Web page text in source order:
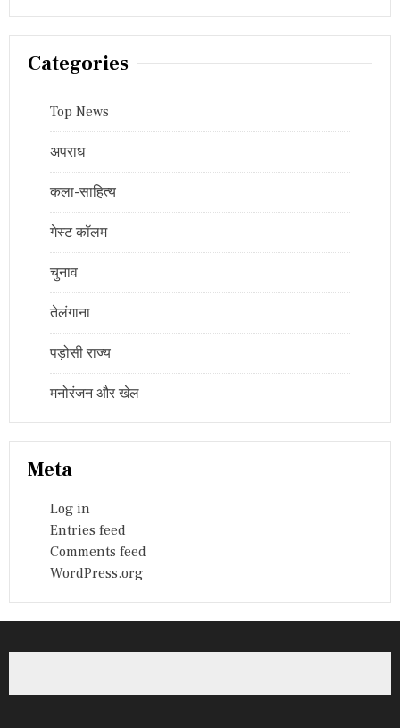
Categories
Top News
अपराध
कला-साहित्य
गेस्ट कॉलम
चुनाव
तेलंगाना
पड़ोसी राज्य
मनोरंजन और खेल
Meta
Log in
Entries feed
Comments feed
WordPress.org